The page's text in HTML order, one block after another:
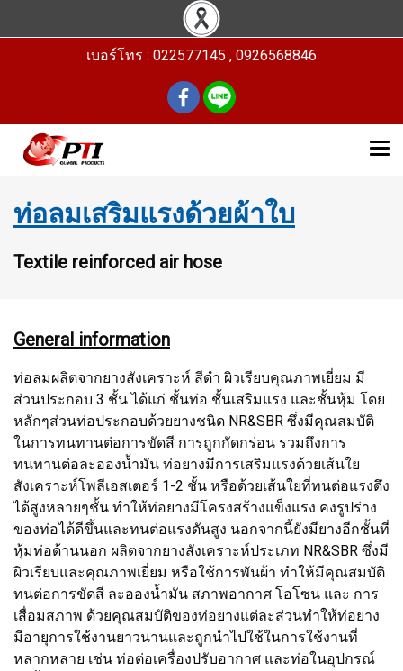
เบอร์โทร : 022577145 , 0926568846
ท่อลมเสริมแรงด้วยผ้าใบ
Textile reinforced air hose
General information
ท่อลมผลิตจากยางสังเคราะห์ สีดำ ผิวเรียบคุณภาพเยี่ยม มี
ส่วนประกอบ 3 ชั้น ได้แก่ ชั้นท่อ ชั้นเสริมแรง และชั้นหุ้ม โดย
หลักๆส่วนท่อประกอบด้วยยางชนิด NR&SBR ซึ่งมีคุณสมบัติ
ในการทนทานต่อการขัดสี การถูกกัดกร่อน รวมถึงการ
ทนทานต่อละอองน้ำมัน ท่อยางมีการเสริมแรงด้วยเส้นใย
สังเคราะห์โพลีเอสเตอร์ 1-2 ชั้น หรือด้วยเส้นใยที่ทนต่อแรงดึง
ได้สูงหลายๆชั้น ทำให้ท่อยางมีโครงสร้างแข็งแรง คงรูปร่าง
ของท่อได้ดีขึ้นและทนต่อแรงดันสูง นอกจากนี้ยังมียางอีกชั้นที่
หุ้มท่อด้านนอก ผลิตจากยางสังเคราะห์ประเภท NR&SBR ซึ่งมี
ผิวเรียบและคุณภาพเยี่ยม หรือใช้การพันผ้า ทำให้มีคุณสมบัติ
ทนต่อการขัดสี ละอองน้ำมัน สภาพอากาศ โอโซน และ การ
เสื่อมสภาพ ด้วยคุณสมบัติของท่อยางแต่ละส่วนทำให้ท่อยาง
มีอายุการใช้งานยาวนานและถูกนำไปใช้ในการใช้งานที่
หลากหลาย เช่น ท่อต่อเครื่องปรับอากาศ และท่อในอุปกรณ์